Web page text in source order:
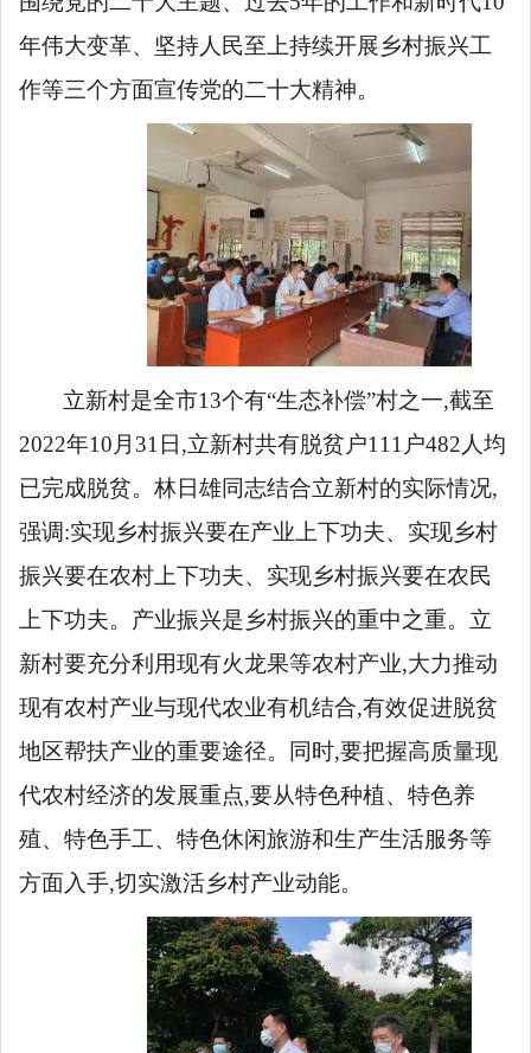
年伟大变革、坚持人民至上持续开展乡村振兴工
作等三个方面宣传党的二十大精神。
立新村是全市13个有“生态补偿”村之一,截至
2022年10月31日,立新村共有脱贫户111户482人均
已完成脱贫。 林日雄同志结合立新村的实际情况,
强调:实现乡村振兴要在产业上下功夫、实现乡村
振兴要在农村上下功夫、实现乡村振兴要在农民
上下功夫。 产业振兴是乡村振兴的重中之重。立
新村要充分利用现有火龙果等农村产业,大力推动
现有农村产业与现代农业有机结合,有效促进脱贫
地区帮扶产业的重要途径。同时,要把握高质量现
代农村经济的发展重点,要从特色种植、特色养
殖、特色手工、特色休闲旅游和生产生活服务等
方面入手,切实激活乡村产业动能。